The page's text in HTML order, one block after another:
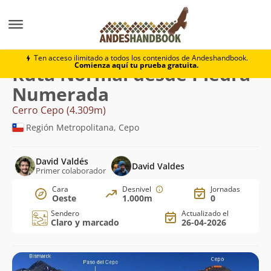
Ten acceso ilimitado a todos los contenidos de Andeshandbook.
Comienza aquí tu prueba gratuita.
Cerro Cepo Normal desde Piedra
Ruta Normal desde Piedra
Numerada
Cerro Cepo (4.309m)
Región Metropolitana, Cepo
David Valdés
Primer colaborador David Valdes
Cara
Oeste
Desnivel
1.000m
Jornadas
0
Sendero
Claro y marcado
Actualizado el
26-04-2026